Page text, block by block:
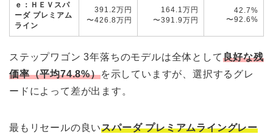
ｅ：ＨＥＶスパ
ーダ プレミアム
ライン
391.2万円
〜426.8万円
164.1万円
〜391.9万円
42.7%
〜92.6%
ステップワゴン 3年落ちのモデルは全体として良好な残
価率（平均74.8%）を示していますが、選択するグレ
ードによって差が出ます。
最もリセールの良いスパーダ プレミアムライングレー